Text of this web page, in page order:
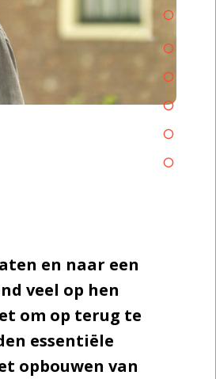
van Sjoerd &
in het museum
en naar een
veel op hen
om op terug te
essentiële
opbouwen van